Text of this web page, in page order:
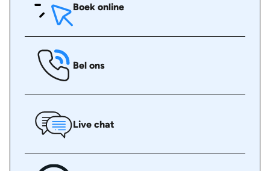
Boek online
Bel ons
Live chat